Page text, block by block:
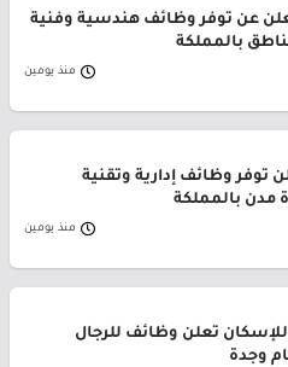
عن توفر وظائف هندسية وفنية
بالمملكة
منذ يومين
توفر وظائف إدارية وتقنية
مدن بالمملكة
منذ يومين
تعلن وظائف للرجال
وجدة